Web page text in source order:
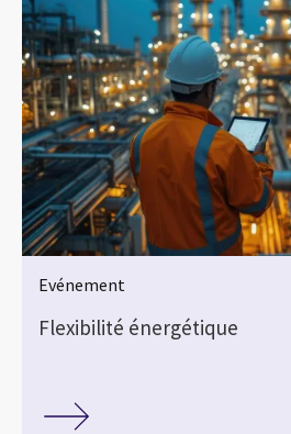
Evénement
Flexibilité énergétique